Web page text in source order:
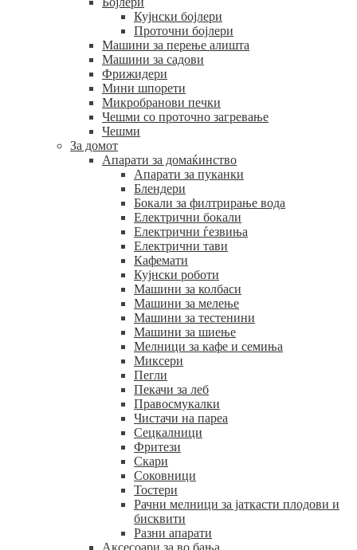
Кујнски бојлери
Проточни бојлери
Машини за перење алишта
Машини за садови
Фрижидери
Мини шпорети
Микробранови печки
Чешми со проточно загревање
Чешми
За домот
Апарати за домаќинство
Апарати за пуканки
Блендери
Бокали за филтрирање вода
Електрични бокали
Електрични ѓезвиња
Електрични тави
Кафемати
Кујнски роботи
Машини за колбаси
Машини за мелење
Машини за тестенини
Машини за шиење
Мелници за кафе и семиња
Миксери
Пегли
Пекачи за леб
Правосмукалки
Чистачи на пареа
Сецкалници
Фритези
Скари
Соковници
Тостери
Рачни мелници за јаткасти плодови и
бисквити
Разни апарати
Аксесоари за во бања